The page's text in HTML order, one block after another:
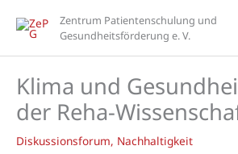
Inhalt
Zentrum Patientenschulung und
Gesundheitsförderung e. V.
Klima und
der Reha-
Diskussionsforum, Nachhaltigkeit